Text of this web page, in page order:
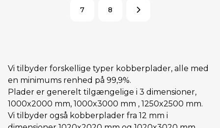
7 8
Vi tilbyder forskellige typer kobberplader, alle med
en minimums renhed på 99,9%.
Plader er generelt tilgængelige i 3 dimensioner,
1000x2000 mm, 1000x3000 mm , 1250x2500 mm.
Vi tilbyder også kobberplader fra 12 mm i